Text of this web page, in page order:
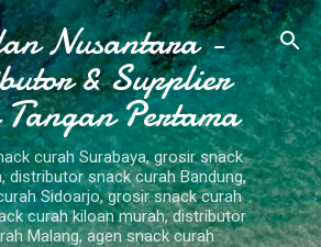
ke konten utama
Nusantara -
& Supplier
Pertama
curah Surabaya, grosir snack
distributor snack curah Bandung,
Sidoarjo, grosir snack curah
curah kiloan murah, distributor
Malang, agen snack curah